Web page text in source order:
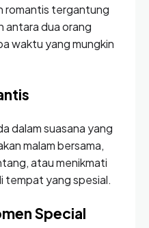
romantis tergantung
antara dua orang
waktu yang mungkin
dalam suasana yang
malam bersama,
atau menikmati
tempat yang spesial.
Special